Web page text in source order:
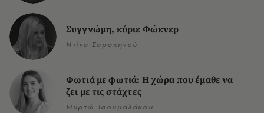
Συγγνώμη, κύριε Φώκνερ
Ντίνα Σαρακηνού
Φωτιά με φωτιά: Η χώρα που έμαθε να
ζει με τις στάχτες
Μυρτώ Τσουμαλάκου